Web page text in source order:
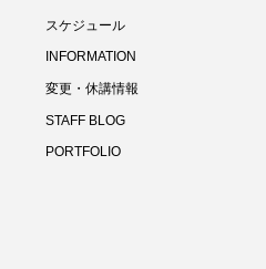
スケジュール
INFORMATION
変更・休講情報
STAFF BLOG
PORTFOLIO